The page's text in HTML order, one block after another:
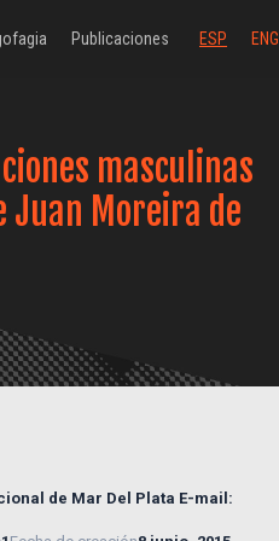
ESP ENG
Publicaciones
masculinas
Juan Moreira de
de Mar Del Plata E-mail: